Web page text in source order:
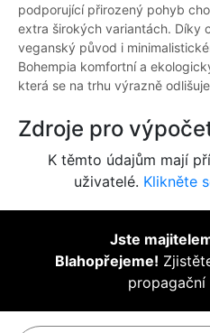
podporující přirozený pohyb
extra širokých variantách. Díky
veganský původ i
Bohempia komfortní a
která se na trhu výrazně
Zdroje pro
K těmto údajům mají
uživatelé. Klikněte
Jste
Blahopřejeme!
propagační